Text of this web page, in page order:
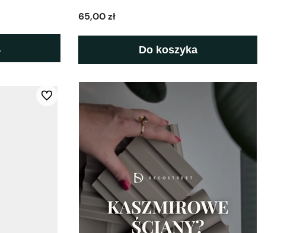
65,00 zł
Do koszyka
Do ulubionych